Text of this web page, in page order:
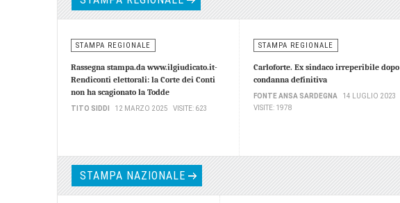
STAMPA REGIONALE
Rassegna stampa.da www.ilgiudicato.it-
Rendiconti elettorali: la Corte dei Conti
non ha scagionato la Todde
TITO SIDDI 12 MARZO 2025 VISITE: 623
STAMPA REGIONALE
Carloforte. Ex sindaco irreperibile dopo
condanna definitiva
FONTE ANSA SARDEGNA
14 LUGLIO 2023
VISITE: 1978
STAMPA NAZIONALE